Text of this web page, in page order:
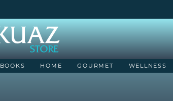
BOOKS HOME GOURMET WELLNESS